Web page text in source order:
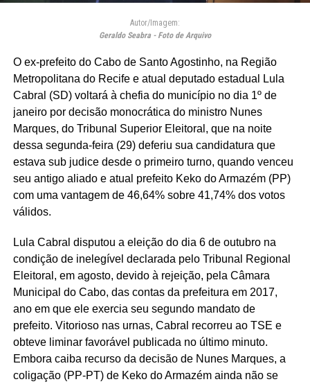
Autor/Imagem:
Geraldo Seabra - Foto de Arquivo
O ex-prefeito do Cabo de Santo Agostinho, na Região
Metropolitana do Recife e atual deputado estadual Lula
Cabral (SD) voltará à chefia do município no dia 1º de
janeiro por decisão monocrática do ministro Nunes
Marques, do Tribunal Superior Eleitoral, que na noite
dessa segunda-feira (29) deferiu sua candidatura que
estava sub judice desde o primeiro turno, quando venceu
seu antigo aliado e atual prefeito Keko do Armazém (PP)
com uma vantagem de 46,64% sobre 41,74% dos votos
válidos.
Lula Cabral disputou a eleição do dia 6 de outubro na
condição de inelegível declarada pelo Tribunal Regional
Eleitoral, em agosto, devido à rejeição, pela Câmara
Municipal do Cabo, das contas da prefeitura em 2017,
ano em que ele exercia seu segundo mandato de
prefeito. Vitorioso nas urnas, Cabral recorreu ao TSE e
obteve liminar favorável publicada no último minuto.
Embora caiba recurso da decisão de Nunes Marques, a
coligação (PP-PT) de Keko do Armazém ainda não se